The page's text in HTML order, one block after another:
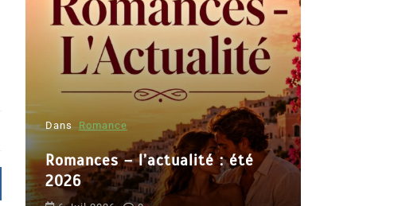
Dans Romance
Romances – l’actualité : été
2026